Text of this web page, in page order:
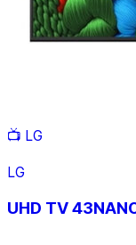
📺 LG
LG
UHD TV